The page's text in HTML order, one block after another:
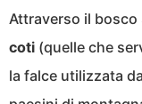
Attraverso il bosco
coti (quelle che
la falce utilizzata